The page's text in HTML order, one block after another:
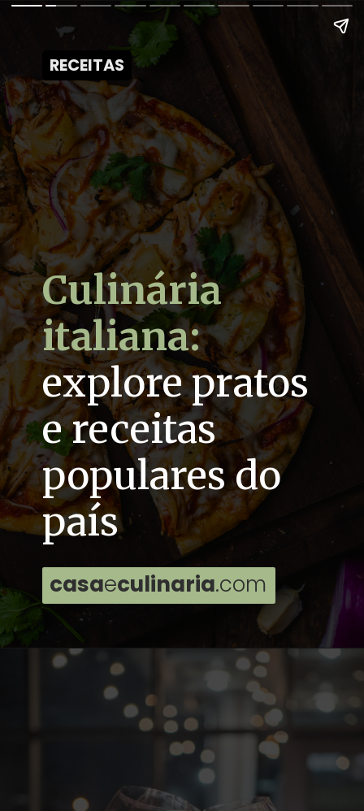
Culinária
italiana:
explore pratos
e receitas
populares do
país
RECEITAS
RECEITAS
casaeculinaria.com